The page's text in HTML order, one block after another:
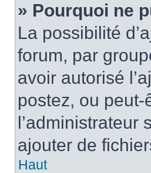
» Pourquoi ne
La possibilité
forum, par
avoir autorisé
postez, ou
l’administrateur
ajouter de
Haut